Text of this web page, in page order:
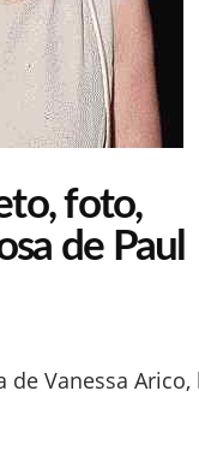
foto,
de Paul
Vanessa Arico,